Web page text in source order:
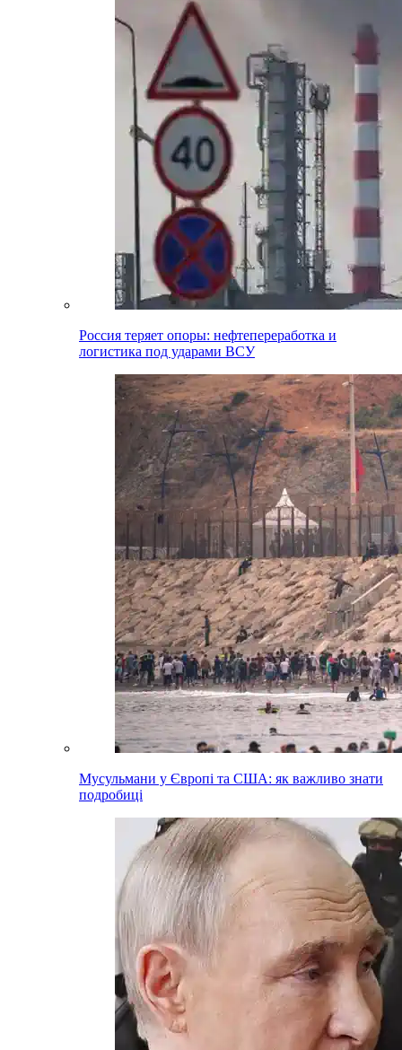
Россия теряет опоры: нефтепереработка и
логистика под ударами ВСУ
Мусульмани у Європі та США: як важливо знати
подробиці